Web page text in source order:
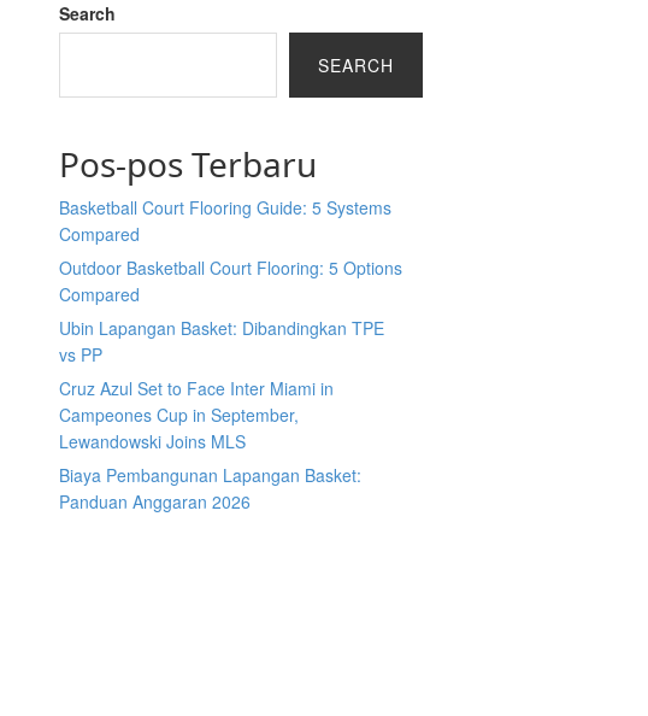
Search
SEARCH
Pos-pos Terbaru
Basketball Court Flooring Guide: 5 Systems
Compared
Outdoor Basketball Court Flooring: 5 Options
Compared
Ubin Lapangan Basket: Dibandingkan TPE
vs PP
Cruz Azul Set to Face Inter Miami in
Campeones Cup in September,
Lewandowski Joins MLS
Biaya Pembangunan Lapangan Basket:
Panduan Anggaran 2026